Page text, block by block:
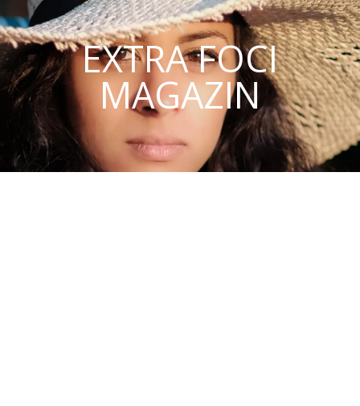
EXTRA FOCI
MAGAZIN